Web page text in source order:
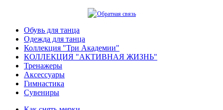
Обратная связь
Обувь для танца
Одежда для танца
Коллекция "Три Академии"
КОЛЛЕКЦИЯ "АКТИВНАЯ ЖИЗНЬ"
Тренажеры
Аксессуары
Гимнастика
Сувениры